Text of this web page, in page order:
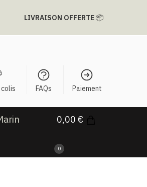
LIVRAISON OFFERTE📦
FAQs Paiement
0,00 €
0